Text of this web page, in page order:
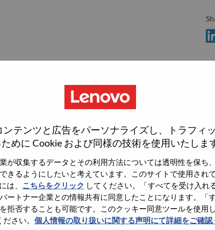
ンテンツと広告をパーソナライズし、トラフィ
めに Cookie および同様の技術を使用いたしま
が収集するデータとその利用方法については透明性を保ち
きるようにしたいと考えています。このサイトで使用され
は、
こちらをクリック してください。「すべてを受け入れ
ートナー企業との情報共有に同意したことになります。「
拒否することも可能です。このクッキー同意ツールを使用
さい。 個人情報の取り扱いに関する声明にて詳細をご確認
we do. We WOW our customers.
powerhouse, ranked #153 in the Fortune Global
in 180 markets. Focused on a bold vision to deliver
success as the world’s largest PC company with a full-
devices (PCs, workstations, smartphones,
performance computing and software defined
Lenovo’s continued investment in world-changing